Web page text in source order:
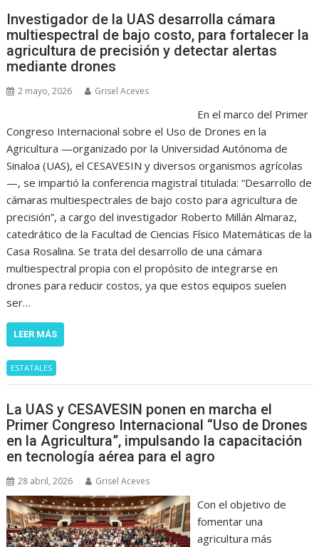
Investigador de la UAS desarrolla cámara
multiespectral de bajo costo, para fortalecer la
agricultura de precisión y detectar alertas
mediante drones
2 mayo, 2026 Grisel Aceves
En el marco del Primer
Congreso Internacional sobre el Uso de Drones en la
Agricultura —organizado por la Universidad Autónoma de
Sinaloa (UAS), el CESAVESIN y diversos organismos agrícolas
—, se impartió la conferencia magistral titulada: “Desarrollo de
cámaras multiespectrales de bajo costo para agricultura de
precisión”, a cargo del investigador Roberto Millán Almaraz,
catedrático de la Facultad de Ciencias Físico Matemáticas de la
Casa Rosalina. Se trata del desarrollo de una cámara
multiespectral propia con el propósito de integrarse en
drones para reducir costos, ya que estos equipos suelen
ser…
LEER MÁS
ESTATALES
La UAS y CESAVESIN ponen en marcha el
Primer Congreso Internacional “Uso de Drones
en la Agricultura”, impulsando la capacitación
en tecnología aérea para el agro
28 abril, 2026 Grisel Aceves
Con el objetivo de
fomentar una
agricultura más